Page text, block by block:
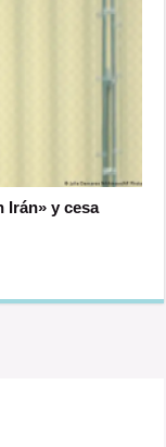
Irán» y cesa